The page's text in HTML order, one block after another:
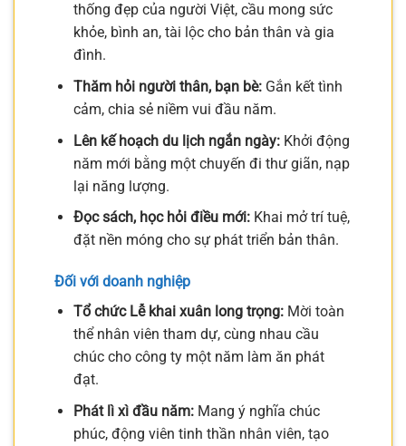
thống đẹp của người Việt, cầu mong sức
khỏe, bình an, tài lộc cho bản thân và gia
đình.
Thăm hỏi người thân, bạn bè:Gắn kết tình
cảm, chia sẻ niềm vui đầu năm.
Lên kế hoạch du lịch ngắn ngày:Khởi động
năm mới bằng một chuyến đi thư giãn, nạp
lại năng lượng.
Đọc sách, học hỏi điều mới:Khai mở trí tuệ,
đặt nền móng cho sự phát triển bản thân.
Đối với doanh nghiệp
Tổ chức Lễ khai xuân long trọng:Mời toàn
thể nhân viên tham dự, cùng nhau cầu
chúc cho công ty một năm làm ăn phát
đạt.
Phát lì xì đầu năm:Mang ý nghĩa chúc
phúc, động viên tinh thần nhân viên, tạo